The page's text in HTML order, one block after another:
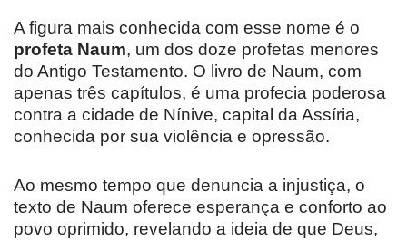
A figura mais conhecida com esse nome é o
profeta Naum, um dos doze profetas menores
do Antigo Testamento. O livro de Naum, com
apenas três capítulos, é uma profecia poderosa
contra a cidade de Nínive, capital da Assíria,
conhecida por sua violência e opressão.
Ao mesmo tempo que denuncia a injustiça, o
texto de Naum oferece esperança e conforto ao
povo oprimido, revelando a ideia de que Deus,